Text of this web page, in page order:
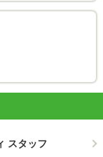
スタッフ